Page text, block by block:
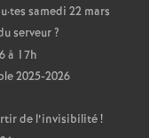
·tes samedi 22 mars
serveur?
à 17h
2025-2026
de l’invisibilité!